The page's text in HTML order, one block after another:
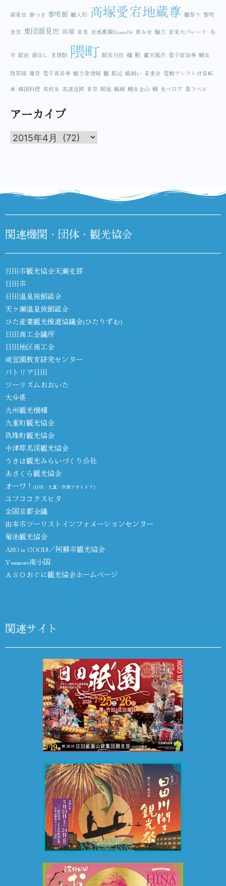
顔見世 餅つき 黎明館 雛人形 高塚愛宕地蔵尊 雛祭り 黎明
食堂 集団顔見世 高塚 音楽 食感農園KazetoNe 飲み会 魅力 音楽大パレード 鳥
市 駅前 顔出し 麦焼酎 隈町 駅長対抗 麺 鮎 露天風呂 電子宿泊券 鯛生
鼓笛隊 雑貨 電子商品券 魅力発信隊 雛 駅近 鵜飼い 音楽会 電動アシスト付自転
車 韓国料理 高校生 高速道路 青空 順延 鵜飼 鯛生金山 鯛 食べログ 黒ラベル
アーカイブ
関連機関・団体・観光協会
日田市観光協会天瀬支部
日田市
日田温泉旅館組合
天ヶ瀬温泉旅館組合
ひた産業観光推進協議会(ひたりずむ)
日田商工会議所
日田地区商工会
咸宜園教育研究センター
パトリア日田
ツーリズムおおいた
大分県
九州観光機構
九重町観光協会
玖珠町観光協会
中津耶馬渓観光協会
うきは観光みらいづくり公社
あさくら観光協会
オーワ！ (日田・九重・玖珠アウトドア)
ユフココクスヒタ
全国京都会議
由布市ツーリストインフォメーションセンター
菊池観光協会
ASO is GOOD!／阿蘇市観光協会
Youmore南小国
ＡＳＯおぐに観光協会ホームページ
関連サイト